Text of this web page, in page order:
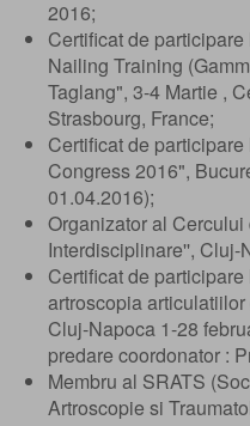
2016;
Certificat de
Nailing Training
Taglang", 3-4 Martie ,
Strasbourg, France;
Certificat de
Congress 2016",
01.04.2016);
Organizator al
Interdisciplinare'', Cluj-
Certificat de
artroscopia
Cluj-Napoca 1-28
predare coordonator :
Membru al SRATS
Artroscopie si